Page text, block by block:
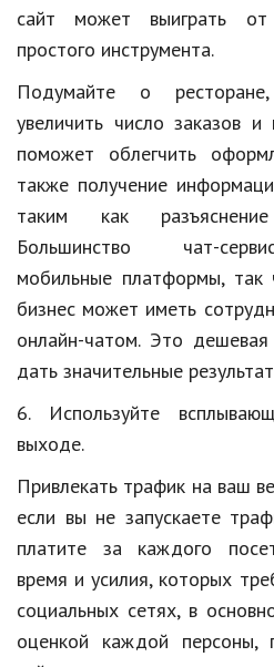
сайт может выиграть от
простого инструмента.
Подумайте о
увеличить число заказов
поможет облегчить
также получение
таким как
Большинство чат-
мобильные платформы,
бизнес может иметь
онлайн-чатом. Это
дать значительные
6. Используйте
выходе.
Привлекать трафик на ваш
если вы не запускаете
платите за каждого
время и усилия, которых
социальных сетях, в
оценкой каждой